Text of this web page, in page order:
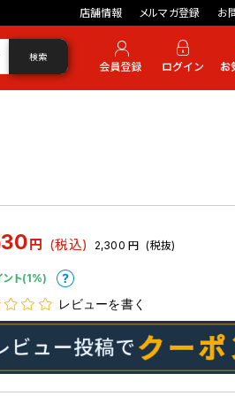
店舗情報 メルマガ登録 お
検索
円 (税込) 2,300 円 (税抜)
ント(1%)
レビューを書く